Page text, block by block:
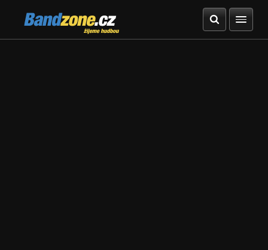
Bandzone.cz
žijeme hudbou